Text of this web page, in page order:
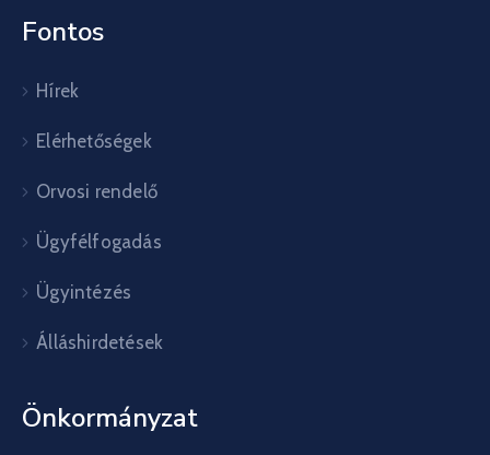
Fontos
Hírek
Elérhetőségek
Orvosi rendelő
Ügyfélfogadás
Ügyintézés
Álláshirdetések
Önkormányzat